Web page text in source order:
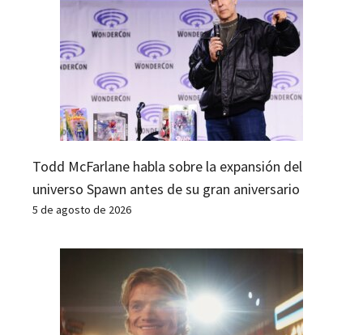
Todd McFarlane habla sobre la expansión del
universo Spawn antes de su gran aniversario
5 de agosto de 2026